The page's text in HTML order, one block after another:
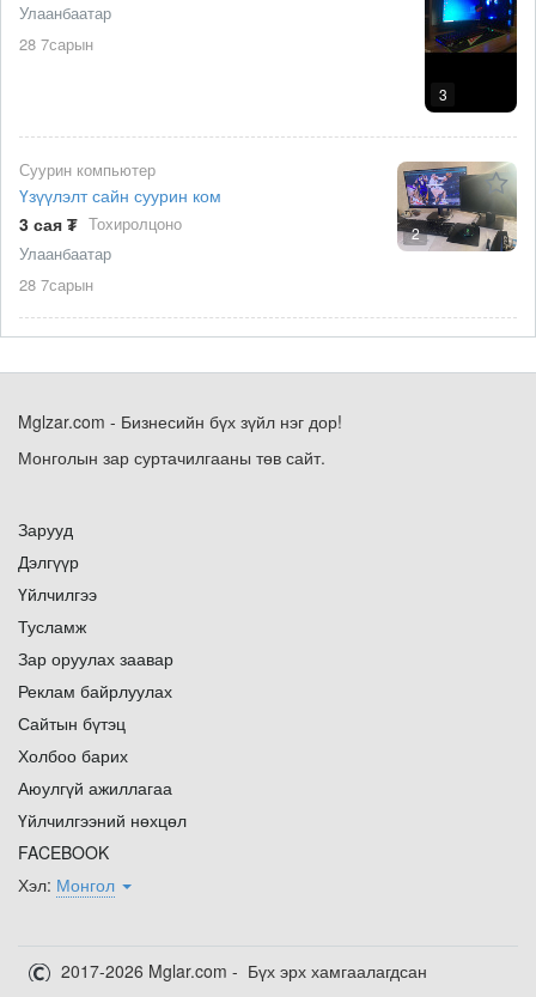
3
Улаанбаатар
28 7сарын
2
Суурин компьютер
Үзүүлэлт сайн суурин ком
3 сая ₮ Тохиролцоно
Улаанбаатар
28 7сарын
Mglzar.com - Бизнесийн бүх зүйл нэг дор!
Монголын зар суртачилгааны төв сайт.
Зарууд
Дэлгүүр
Үйлчилгээ
Тусламж
Зар оруулах заавар
Реклам байрлуулах
Сайтын бүтэц
Холбоо барих
Аюулгүй ажиллагаа
Үйлчилгээний нөхцөл
FACEBOOK
Хэл: Монгол
2017-2026 Mglar.com - Бүх эрх хамгаалагдсан